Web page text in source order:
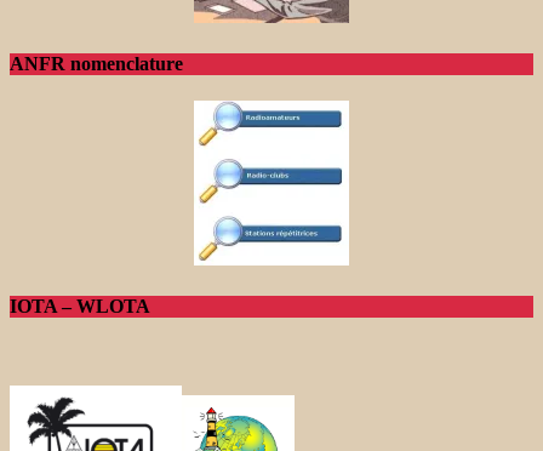
ANFR nomenclature
IOTA – WLOTA